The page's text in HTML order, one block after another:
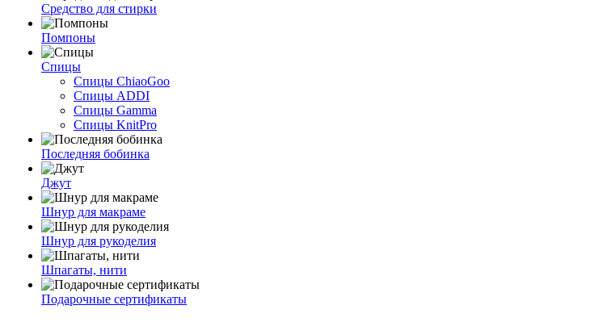
Средство для стирки
Помпоны
Спицы
Спицы ChiaoGoo
Спицы ADDI
Спицы Gamma
Спицы KnitPro
Последняя бобинка
Джут
Шнур для макраме
Шнур для рукоделия
Шпагаты, нити
Подарочные сертификаты